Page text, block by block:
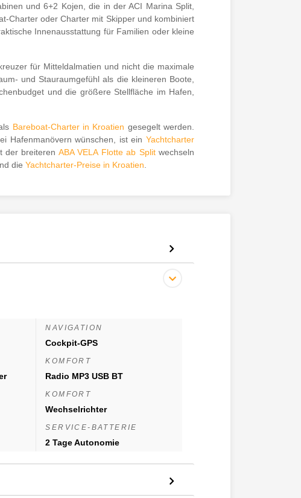
und 6+2 Kojen, die in der ACI Marina Split,
Charter oder Charter mit Skipper und kombiniert
Innenausstattung für Familien oder kleine
für Mitteldalmatien und nicht die maximale
und Stauraumgefühl als die kleineren Boote,
und die größere Stellfläche im Hafen,
Bareboat-Charter in Kroatien gesegelt werden.
Hafenmanövern wünschen, ist ein Yachtcharter
der breiteren ABA VELA Flotte ab Splitwechseln
die Yachtcharter-Preise in Kroatien
NAVIGATION
Cockpit-GPS
KOMFORT
Radio MP3 USB BT
KOMFORT
Wechselrichter
SERVICE-BATTERIE
2 Tage Autonomie